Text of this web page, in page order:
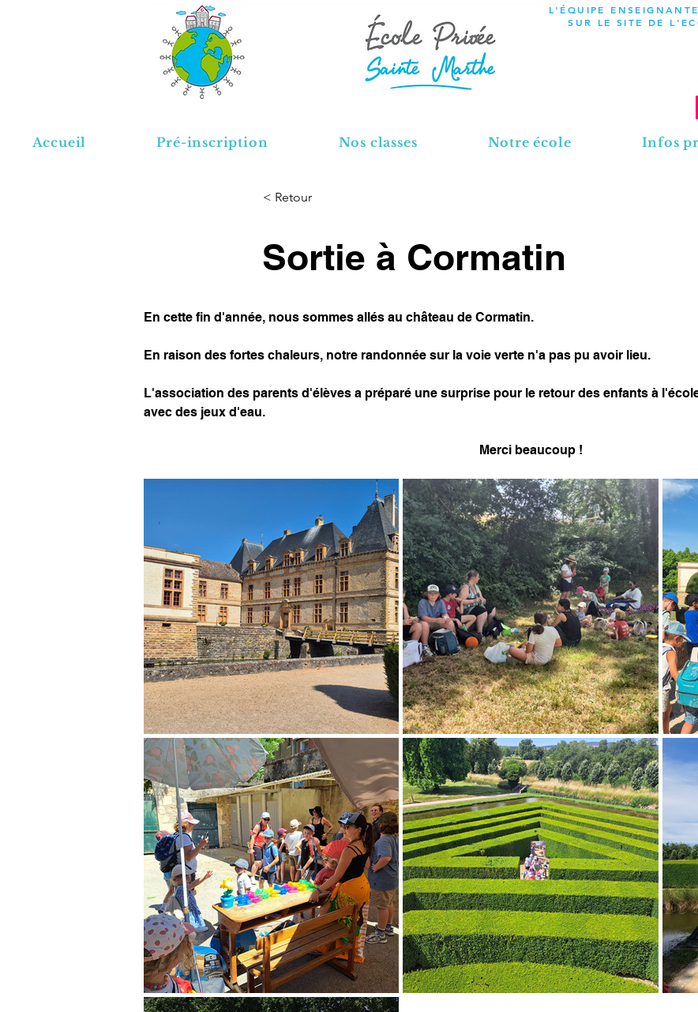
L'ÉQUIPE
SUR LE SITE DE
Accueil Pré-inscription Nos classes Notre école Infos
< Retour
Sortie à Cormatin
En cette fin d'année, nous sommes allés au château de Cormatin.
En raison des fortes chaleurs, notre randonnée sur la voie verte n'a pas pu avoir lieu.
L'association des parents d'élèves a préparé une surprise pour le retour des enfants à
avec des jeux d'eau.
Merci beaucoup !